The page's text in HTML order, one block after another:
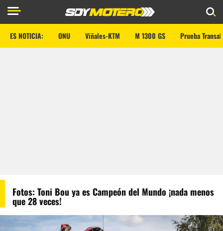
ES NOTICIA: ONU Viñales-KTM M 1300 GS Prueba
Fotos: Toni Bou ya es Campeón del Mundo ¡nada menos
que 28 veces!